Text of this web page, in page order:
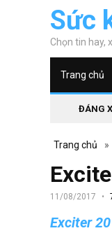
Sức
Chọn tin hay,
Trang chủ
ĐÁNG
Trang chủ »
11/08/2017
Exciter